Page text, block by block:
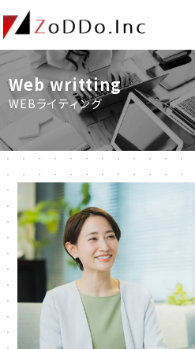
Web writting
WEBライティング